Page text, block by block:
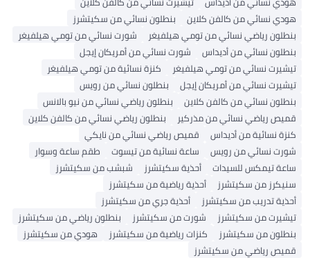
هودي نسائي من كالفن كلاين
بنطلون نسائي من سكيتشرز
بنطلون رياضي نسائي من تومي هيلفيغر
شورت نسائي من تومي هيلفيغر
بنطلون نسائي من أديداس
شورت نسائي من أمريكان إيجل
تيشيرت نسائي من تومي هيلفيغر
كنزة نسائية من تومي هيلفيغر
تيشيرت نسائي من أمريكان إيجل
بنطلون نسائي من رويس
بنطلون نسائي من كالفن كلاين
بنطلون رياضي نسائي من نيو بالانس
قميص رياضي نسائي من مذركير
بنطلون رياضي نسائي من كالفن كلاين
كنزة نسائية من أديداس
قميص رياضي نسائي من نايكي
شورت نسائي من رويس
ساعة نسائية من تيسوت
طقم ساعة وسوار
ساعة تيمكس للسيدات
أحذية سكيتشرز
شبشب من سكيتشرز
سنيكرز من سكيتشرز
أحذية رياضية من سكيتشرز
أحذية تدريب من سكيتشرز
أحذية جري من سكيتشرز
تيشيرت من سكيتشرز
شورت من سكيتشرز
بنطلون رياضي من سكيتشرز
بنطلون من سكيتشرز
كنزات رياضية من سكيتشرز
هودي من سكيتشرز
قميص رياضي من سكيتشرز